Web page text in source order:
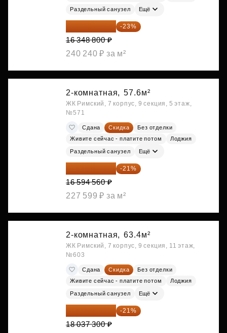
Раздельный санузел Ещё
12 588 576 ₽ -23%
16 348 800 ₽
240 240 ₽ за м²
2-комнатная, 57.6м²
ЖК Римский, 7 корпус, 9 секция, 5 этаж,
№571
Сдана Скидка
Без отделки
Живите сейчас - платите потом
Лоджия
Раздельный санузел Ещё
13 109 702 ₽ -21%
16 594 560 ₽
227 599 ₽ за м²
2-комнатная, 63.4м²
ЖК Римский, 7 корпус, 9 секция, 11 этаж,
№603
Сдана Скидка
Без отделки
Живите сейчас - платите потом
Лоджия
Раздельный санузел Ещё
14 249 467 ₽ -21%
18 037 300 ₽